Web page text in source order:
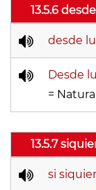
13.5.6
desde
Desde
=
13.5.7
si